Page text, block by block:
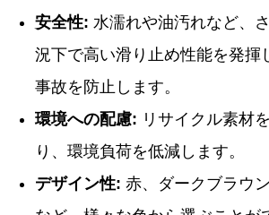
安全性: 水濡れや油汚れなど、
況下で高い滑り止め性能を発揮
事故を防止します。
環境への配慮: リサイクル素材
り、環境負荷を低減します。
デザイン性:赤、ダークブラウ